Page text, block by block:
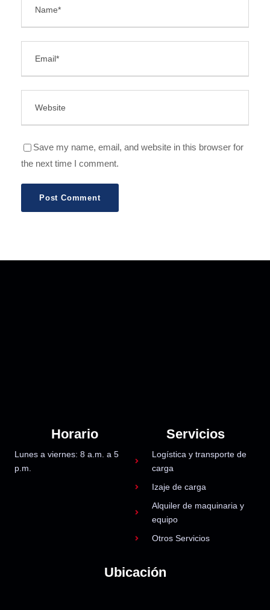
Save my name, email, and website in this browser for
the next time I comment.
Horario
Lunes a viernes: 8 a.m. a 5
p.m.
Servicios
Logística y transporte de
carga
Izaje de carga
Alquiler de maquinaria y
equipo
Otros Servicios
Ubicación